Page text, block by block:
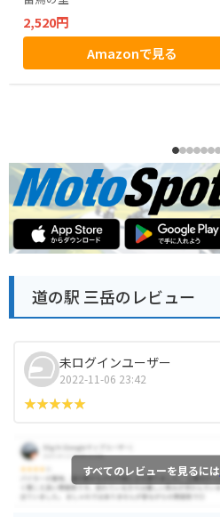
2,520円
Amazonで見る
道の駅 三岳のレビュー
未ログインユーザー
2022-11-06 23:42
すべてのレビューを見るには